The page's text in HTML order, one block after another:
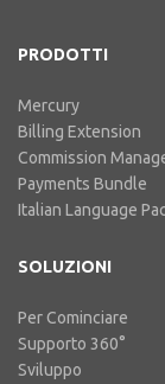
PRODOTTI
Mercury
Billing Extension
Commission
Payments Bundle
Italian Language
SOLUZIONI
Per Cominciare
Supporto 360°
Sviluppo